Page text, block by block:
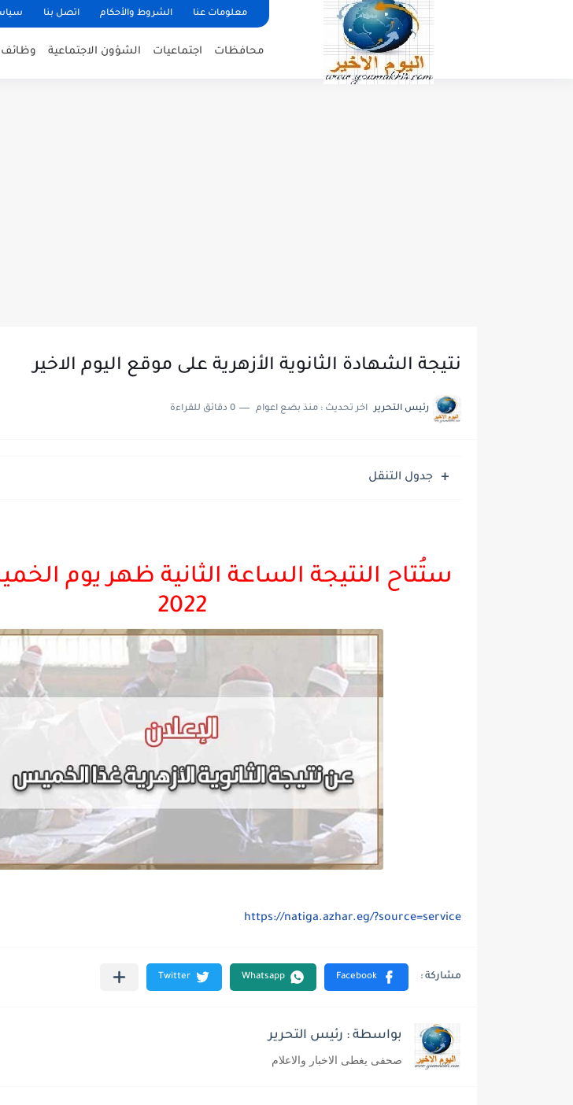
معلومات عنا الشروط والأحكام اتصل بنا
محافظات اجتماعيات الشؤون الاجتماعية وظائف
نتيجة الشهادة الثانوية الأزهرية على موقع اليوم الاخير
رئيس التحرير اخر تحديث : منذ بضع اعوام 0 دقائق للقراءة
جدول التنقل
2022
https://natiga.azhar.eg/?source=service
بواسطة : رئيس التحرير
صحفى يغطى الاخبار والاعلام